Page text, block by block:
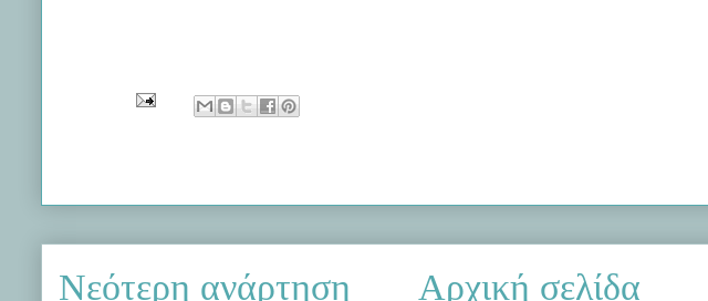
Νεότερη ανάρτηση Αρχική σελίδα